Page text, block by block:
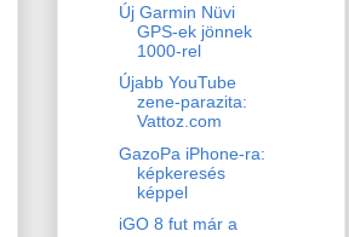
Új Garmin Nüvi
GPS-ek jönnek
1000-rel
Újabb YouTube
zene-parazita:
Vattoz.com
GazoPa iPhone-ra:
képkeresés
képpel
iGO 8 fut már a